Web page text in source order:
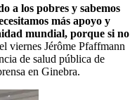
a los pobres y sabemos
más apoyo y
mundial, porque si no
viernes Jérôme Pfaffmann
de salud pública de
en Ginebra.